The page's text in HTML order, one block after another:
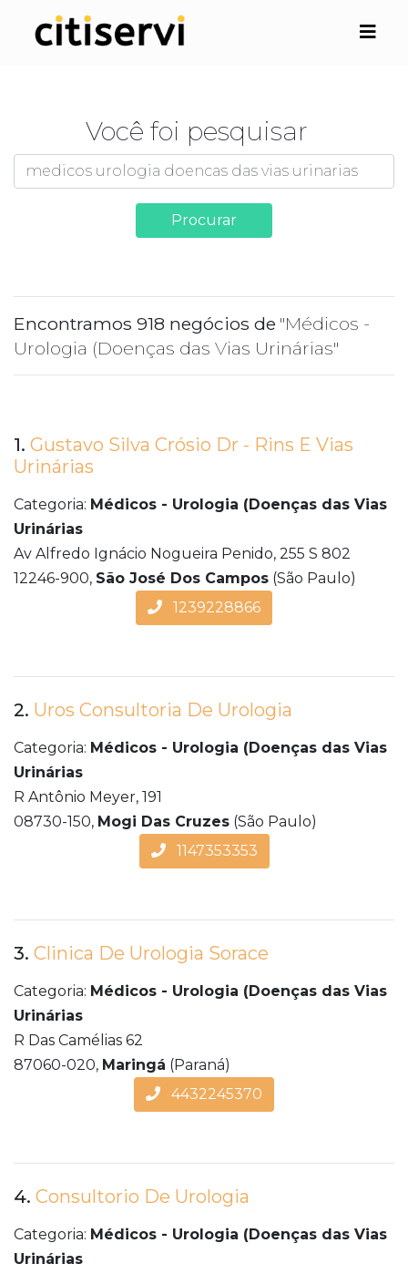
Você foi pesquisar
Procurar
Encontramos 918 negócios de "Médicos -
Urologia (Doenças das Vias Urinárias"
1. Gustavo Silva Crósio Dr - Rins E Vias
Urinárias
Categoria: Médicos - Urologia (Doenças das Vias
Urinárias
Av Alfredo Ignácio Nogueira Penido, 255 S 802
12246-900, São José Dos Campos (São Paulo)
1239228866
2. Uros Consultoria De Urologia
Categoria: Médicos - Urologia (Doenças das Vias
Urinárias
R Antônio Meyer, 191
08730-150, Mogi Das Cruzes (São Paulo)
1147353353
3. Clinica De Urologia Sorace
Categoria: Médicos - Urologia (Doenças das Vias
Urinárias
R Das Camélias 62
87060-020, Maringá (Paraná)
4432245370
4. Consultorio De Urologia
Categoria: Médicos - Urologia (Doenças das Vias
Urinárias